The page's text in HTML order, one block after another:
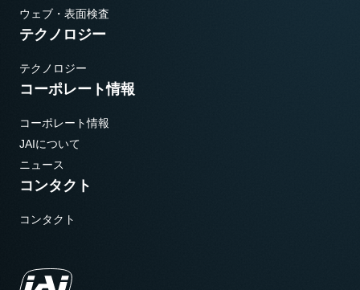
ウェブ・表面検査
テクノロジー
テクノロジー
コーポレート情報
コーポレート情報
JAIについて
ニュース
コンタクト
コンタクト